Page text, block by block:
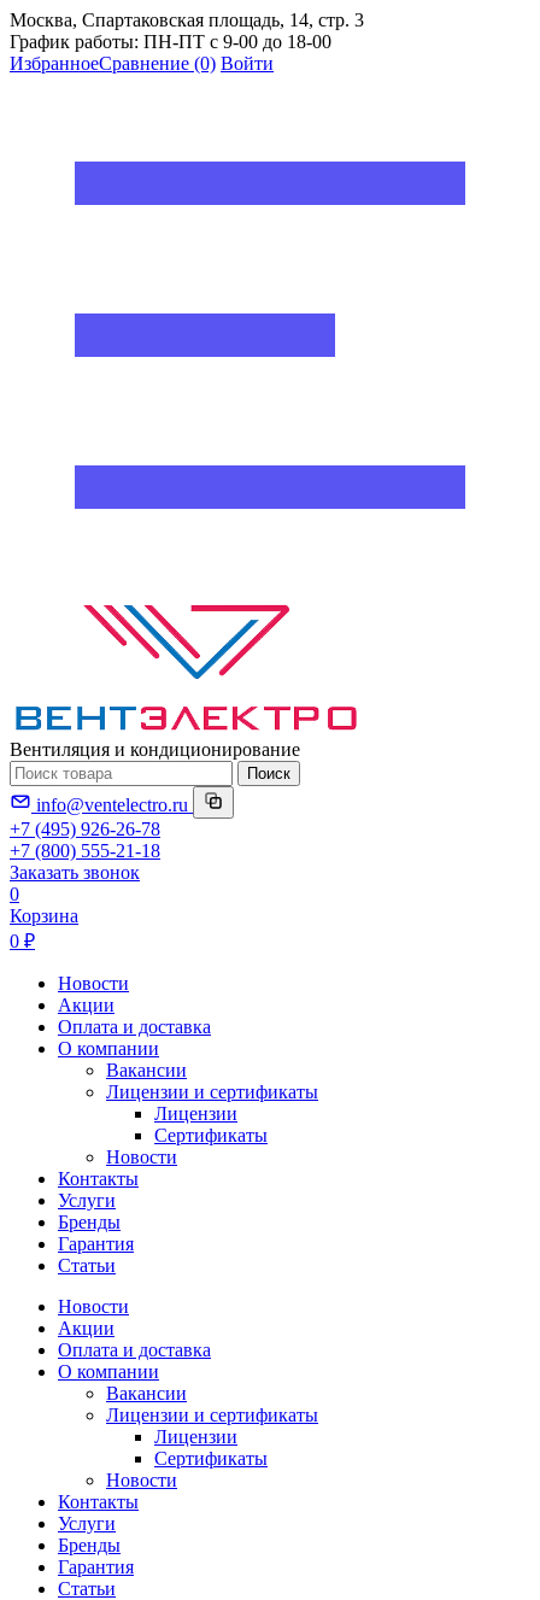
Москва, Спартаковская площадь, 14, стр. 3
График работы: ПН-ПТ с 9-00 до 18-00
ИзбранноеСравнение (0) Войти
Вентиляция и кондиционирование
Поиск
info@ventelectro.ru
+7 (495) 926-26-78
+7 (800) 555-21-18
Заказать звонок
0
Корзина
0 ₽
Новости
Акции
Оплата и доставка
О компании
Вакансии
Лицензии и сертификаты
Лицензии
Сертификаты
Новости
Контакты
Услуги
Бренды
Гарантия
Статьи
Новости
Акции
Оплата и доставка
О компании
Вакансии
Лицензии и сертификаты
Лицензии
Сертификаты
Новости
Контакты
Услуги
Бренды
Гарантия
Статьи